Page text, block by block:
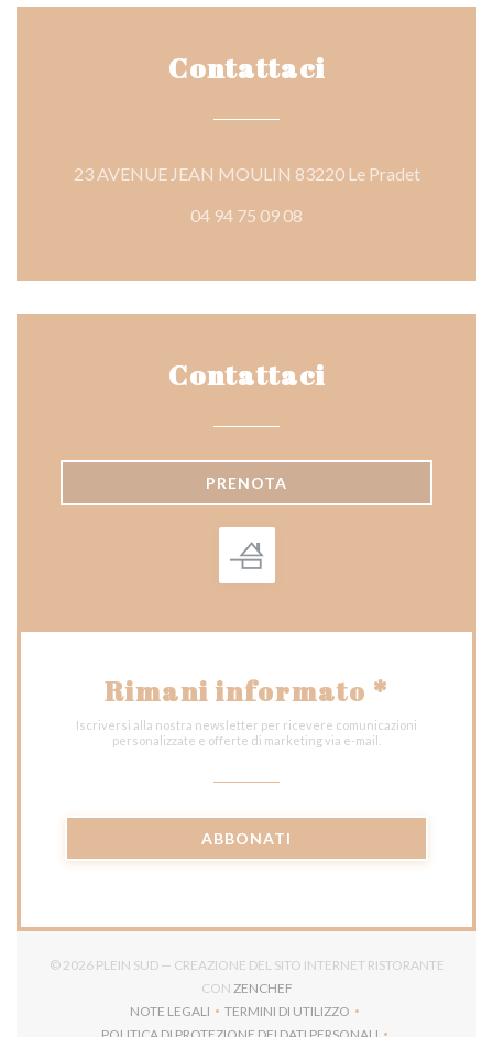
Contattaci
23 AVENUE JEAN MOULIN 83220 Le Pradet((apre
04 94 75 09 08
Contattaci
PRENOTA
Rimani informato *
Iscriversi alla nostra newsletter per ricevere comunicazioni
personalizzate e offerte di marketing via e-mail.
ABBONATI
© 2026 PLEIN SUD — CREAZIONE DEL SITO INTERNET RISTORANTE
CON ZENCHEF((APRE UNA NUOVA FINESTRA))
NOTE LEGALI
((APRE UNA NUOVA FINESTRA))
TERMINI DI UTILIZZO
((APRE UNA NUOVA FINESTRA))